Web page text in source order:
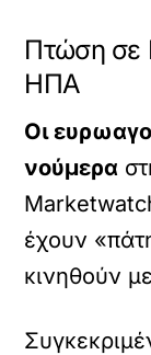
Πτώση σε
ΗΠΑ
Οι
νούμερα
έχουν
κινηθούν